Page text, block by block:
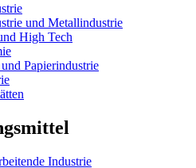
und Metallindustrie
High Tech
Papierindustrie
Industrie